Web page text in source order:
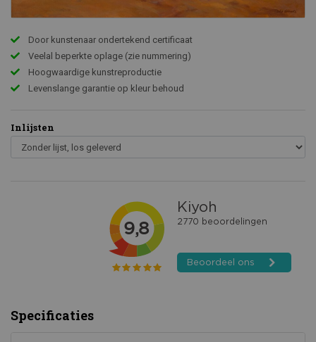
Door kunstenaar ondertekend certificaat
Veelal beperkte oplage (zie nummering)
Hoogwaardige kunstreproductie
Levenslange garantie op kleur behoud
Inlijsten
Specificaties